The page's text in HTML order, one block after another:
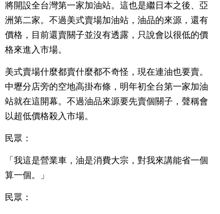
將開設全台灣第一家加油站。這也是繼日本之後、亞
洲第二家。不過美式賣場加油站，油品的來源，還有
價格，目前還賣關子並沒有透露，只說會以很低的價
格來進入市場。
美式賣場什麼都賣什麼都不奇怪，現在連油也要賣。
中壢分店旁的空地高掛布條，明年初全台第一家加油
站就在這開幕。不過油品來源要先賣個關子，聲稱會
以超低價格殺入市場。
民眾：
「我這是營業車，油是消費大宗，對我來講能省一個
算一個。」
民眾：